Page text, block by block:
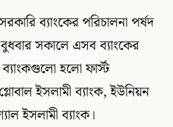
ব্যাংকের পরিচালনা পর্ষদ
সকালে এসব ব্যাংকের
হলো ফার্স্ট
ইসলামী ব্যাংক, ইউনিয়ন
ইসলামী ব্যাংক।